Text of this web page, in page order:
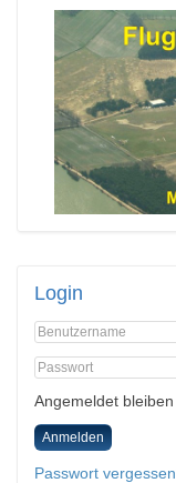
Login
Angemeldet bleiben
Anmelden
Passwort